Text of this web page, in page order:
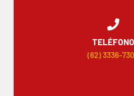
TELÉFONO
(62) 3336-